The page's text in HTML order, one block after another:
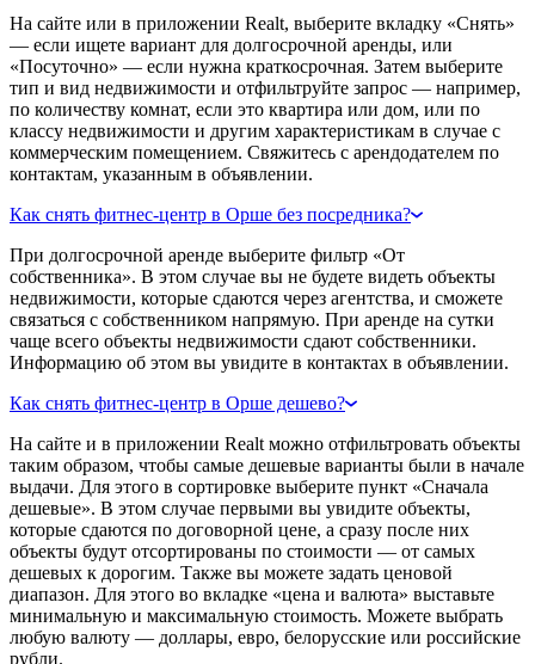
На сайте или в приложении Realt, выберите вкладку «Снять»
— если ищете вариант для долгосрочной аренды, или
«Посуточно» — если нужна краткосрочная. Затем выберите
тип и вид недвижимости и отфильтруйте запрос — например,
по количеству комнат, если это квартира или дом, или по
классу недвижимости и другим характеристикам в случае с
коммерческим помещением. Свяжитесь с арендодателем по
контактам, указанным в объявлении.
Как снять фитнес-центр в Орше без посредника?
При долгосрочной аренде выберите фильтр «От
собственника». В этом случае вы не будете видеть объекты
недвижимости, которые сдаются через агентства, и сможете
связаться с собственником напрямую. При аренде на сутки
чаще всего объекты недвижимости сдают собственники.
Информацию об этом вы увидите в контактах в объявлении.
Как снять фитнес-центр в Орше дешево?
На сайте и в приложении Realt можно отфильтровать объекты
таким образом, чтобы самые дешевые варианты были в начале
выдачи. Для этого в сортировке выберите пункт «Сначала
дешевые». В этом случае первыми вы увидите объекты,
которые сдаются по договорной цене, а сразу после них
объекты будут отсортированы по стоимости — от самых
дешевых к дорогим. Также вы можете задать ценовой
диапазон. Для этого во вкладке «цена и валюта» выставьте
минимальную и максимальную стоимость. Можете выбрать
любую валюту — доллары, евро, белорусские или российские
рубли.